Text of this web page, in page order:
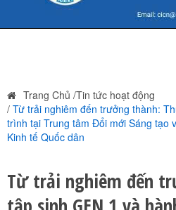
Trang Chủ /Tin tức hoạt động
/ Từ trải nghiêm đến trưởng thành:
trình tại Trung tâm Đổi mới Sáng tạo
Kinh tế Quốc dân
Từ trải nghiêm đến